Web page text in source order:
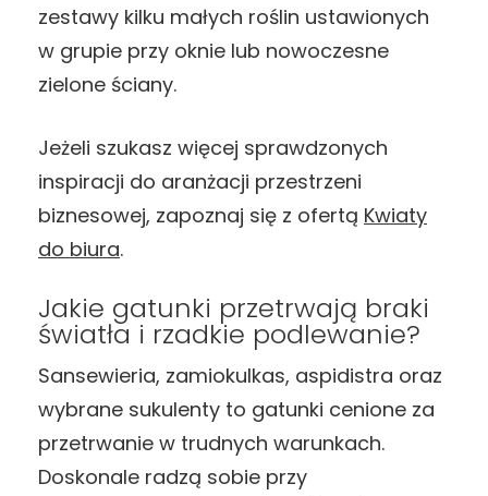
zestawy kilku małych roślin ustawionych
w grupie przy oknie lub nowoczesne
zielone ściany.
Jeżeli szukasz więcej sprawdzonych
inspiracji do aranżacji przestrzeni
biznesowej, zapoznaj się z ofertą Kwiaty
do biura.
Jakie gatunki przetrwają braki
światła i rzadkie podlewanie?
Sansewieria, zamiokulkas, aspidistra oraz
wybrane sukulenty to gatunki cenione za
przetrwanie w trudnych warunkach.
Doskonale radzą sobie przy